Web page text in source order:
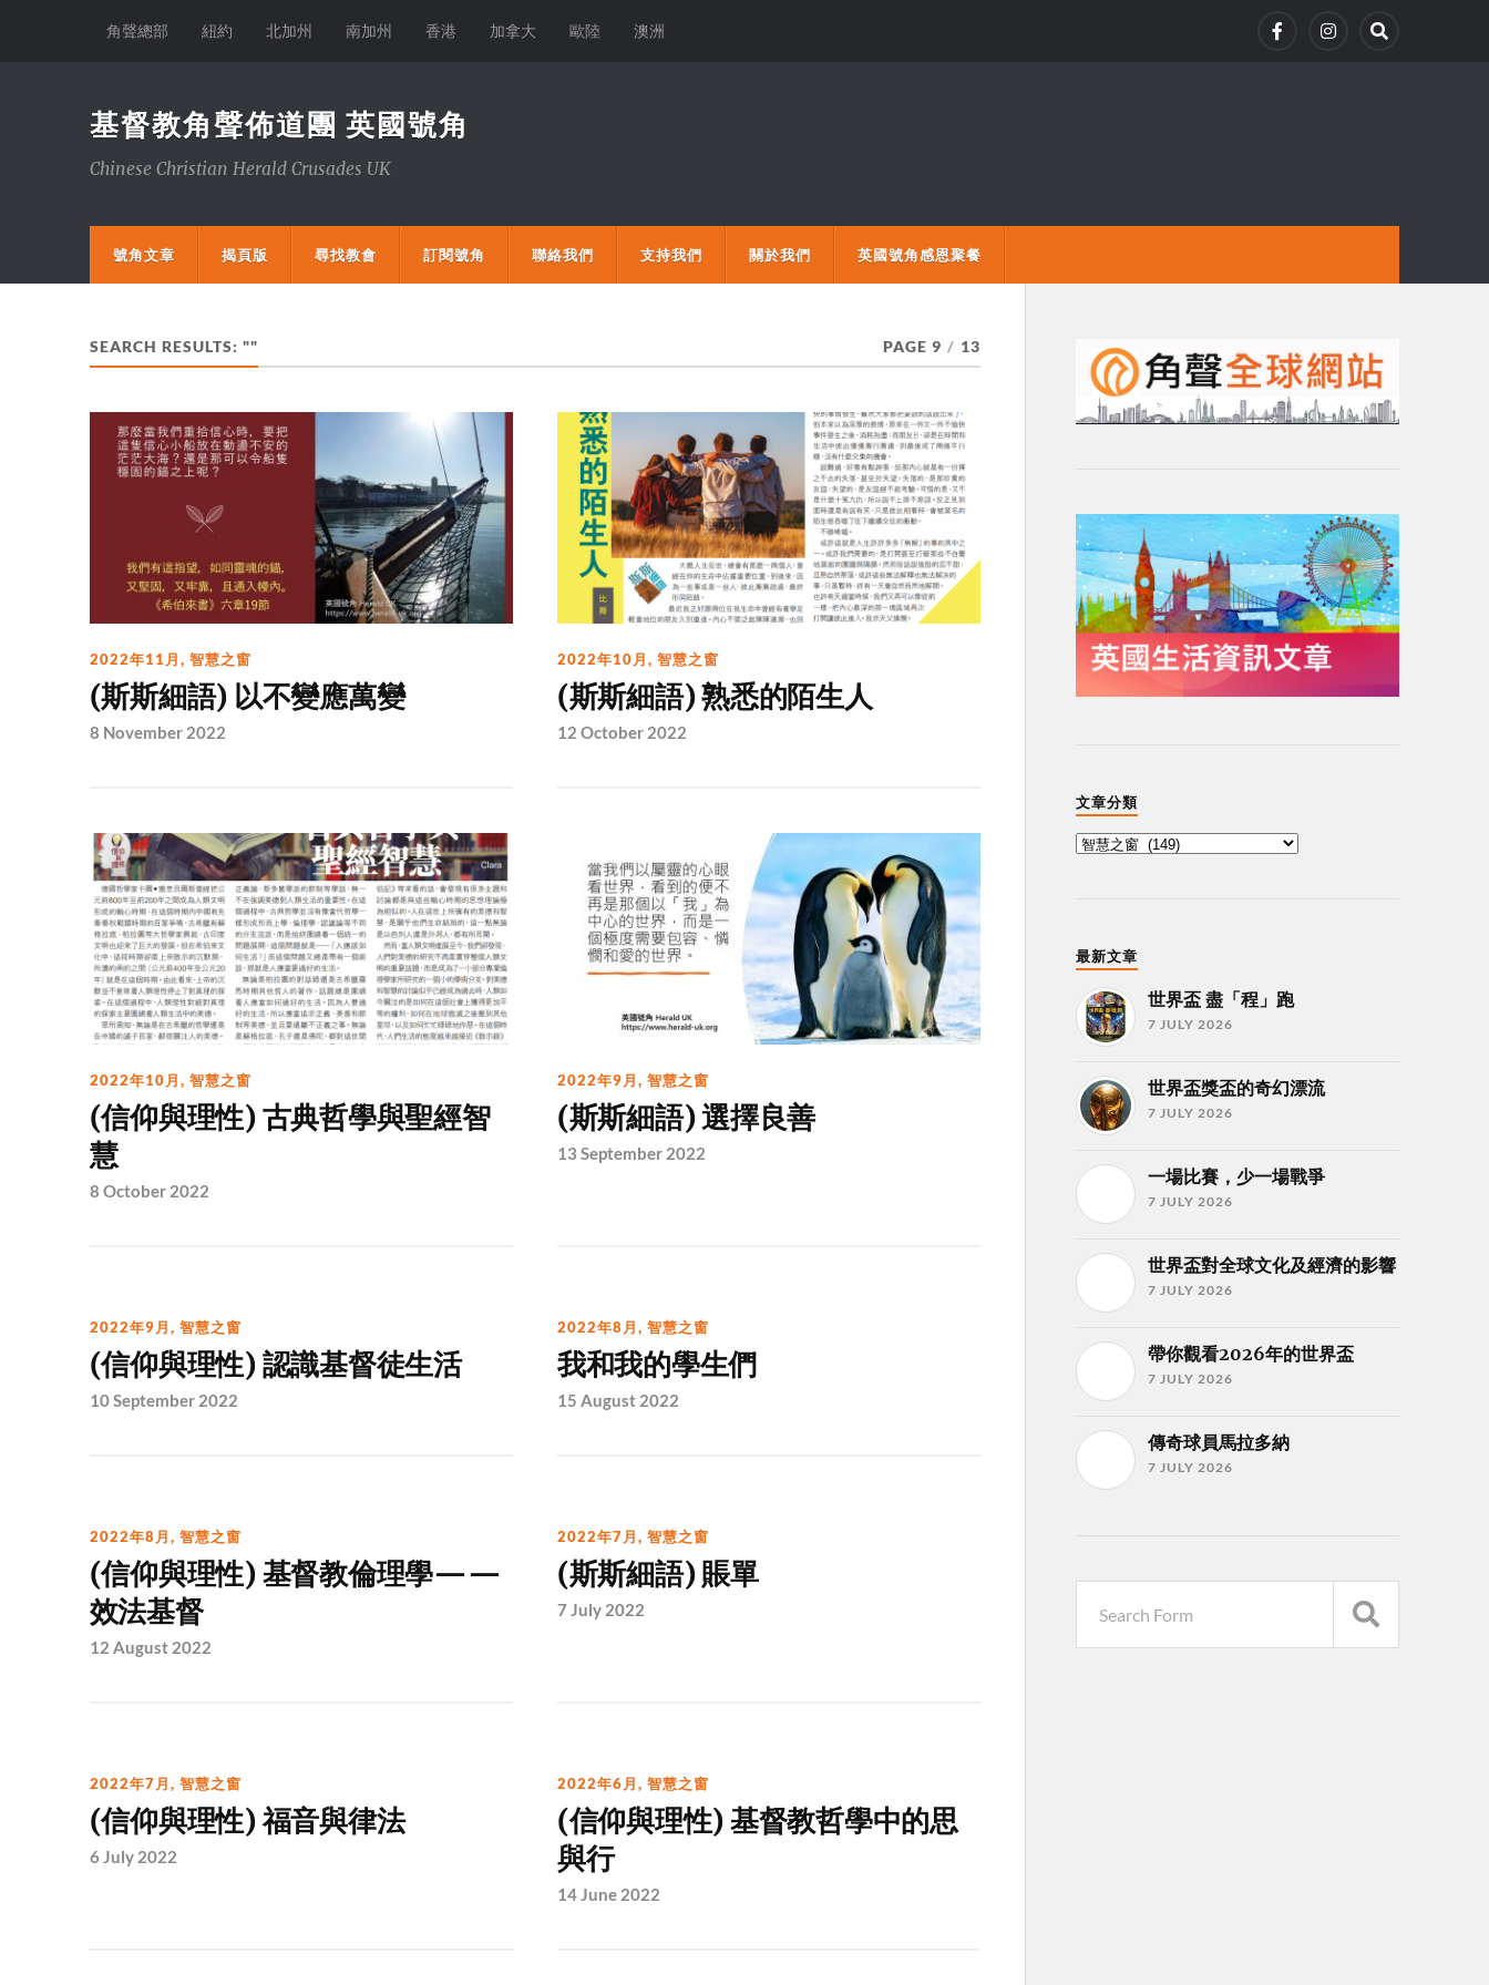
角聲總部 紐約 北加州 南加州 香港 加拿大 歐陸 澳洲
基督教角聲佈道團 英國號角
Chinese Christian Herald Crusades UK
號角文章 揭頁版 尋找教會 訂閱號角 聯絡我們 支持我們 關於我們 英國號角感恩聚餐
SEARCH RESULTS: "" PAGE 9 / 13
2022年11月, 智慧之窗
(斯斯細語) 以不變應萬變
8 November 2022
2022年10月, 智慧之窗
(斯斯細語) 熟悉的陌生人
12 October 2022
2022年10月, 智慧之窗
(信仰與理性) 古典哲學與聖經智
慧
8 October 2022
2022年9月, 智慧之窗
(斯斯細語) 選擇良善
13 September 2022
2022年9月, 智慧之窗
(信仰與理性) 認識基督徒生活
10 September 2022
2022年8月, 智慧之窗
我和我的學生們
15 August 2022
2022年8月, 智慧之窗
(信仰與理性) 基督教倫理學——
效法基督
12 August 2022
2022年7月, 智慧之窗
(斯斯細語) 賬單
7 July 2022
2022年7月, 智慧之窗
(信仰與理性) 福音與律法
6 July 2022
2022年6月, 智慧之窗
(信仰與理性) 基督教哲學中的思
與行
14 June 2022
文章分類
最新文章
世界盃 盡「程」跑
7 JULY 2026
世界盃獎盃的奇幻漂流
7 JULY 2026
一場比賽，少一場戰爭
7 JULY 2026
世界盃對全球文化及經濟的影響
7 JULY 2026
帶你觀看2026年的世界盃
7 JULY 2026
傳奇球員馬拉多納
7 JULY 2026